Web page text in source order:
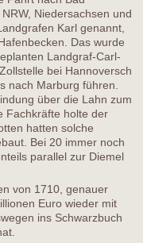
Niedersachsen und
Karl genannt,
Das wurde
Landgraf-Carl-
bei Hannoversch
nach Marburg führen.
über die Lahn zum
Fachkräfte holte der
hatten solche
Bei 20 immer noch
parallel zur Diemel
von 1710, genauer
Euro wieder mit
ins Schwarzbuch